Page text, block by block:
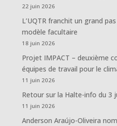
22 juin 2026
L’UQTR franchit un grand
modèle facultaire
18 juin 2026
Projet IMPACT – deuxième
équipes de travail pour le
11 juin 2026
Retour sur la Halte-info du 3
11 juin 2026
Anderson Araújo-Oliveira